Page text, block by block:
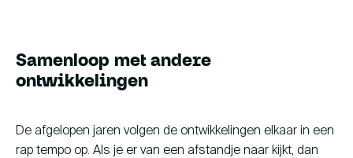
Samenloop met andere
ontwikkelingen
De afgelopen jaren volgen de ontwikkelingen elkaar in een
rap tempo op. Als je er van een afstandje naar kijkt, dan